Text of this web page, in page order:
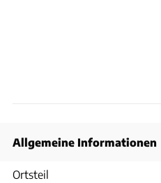
Allgemeine Informationen
Ortsteil